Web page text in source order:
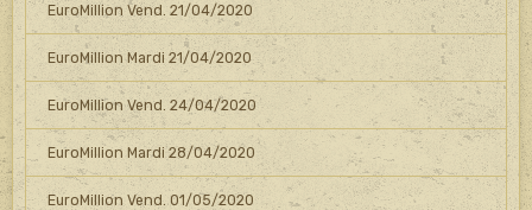
EuroMillion Vend. 21/04/2020
EuroMillion Mardi 21/04/2020
EuroMillion Vend. 24/04/2020
EuroMillion Mardi 28/04/2020
EuroMillion Vend. 01/05/2020